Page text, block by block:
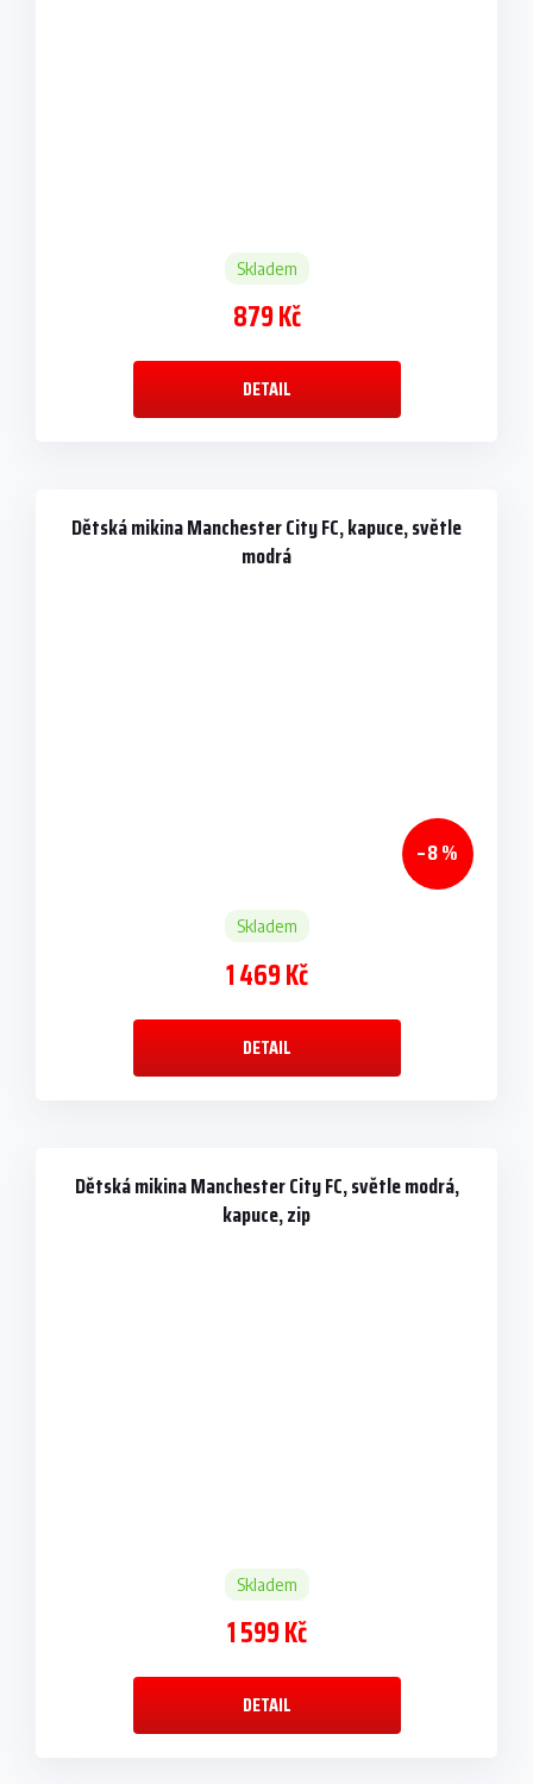
Skladem
879 Kč
DETAIL
Dětská mikina Manchester City FC, kapuce, světle
modrá
–8 %
Skladem
1 469 Kč
DETAIL
Dětská mikina Manchester City FC, světle modrá,
kapuce, zip
Skladem
1 599 Kč
DETAIL